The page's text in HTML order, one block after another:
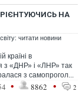
НА
читати новини
країні в
з «ДНР» і «ЛНР» так
з самопрогол...
• 8862 • 2